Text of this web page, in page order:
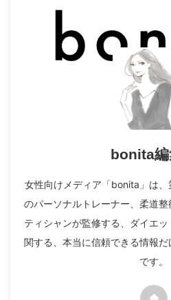
bonita編
女性向けメディア「bonita」は
のパーソナルトレーナー、柔道
ティシャンが監修する、ダイエ
関する、本当に信頼できる情報
です。